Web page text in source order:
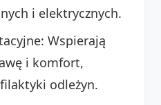
i elektrycznych.
Wspierają
i komfort,
odleżyn.